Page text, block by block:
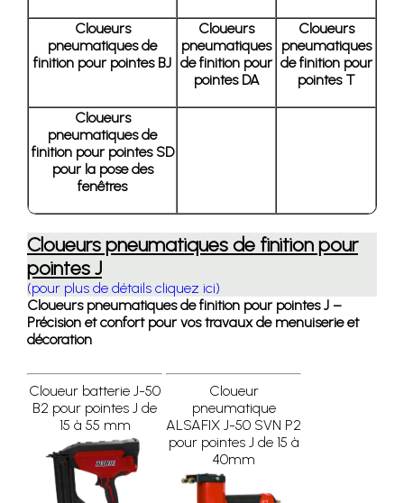
Cloueurs
pneumatiques de
finition pour pointes BJ
Cloueurs
pneumatiques
de finition pour
pointes DA
Cloueurs
pneumatiques
de finition pour
pointes T
Cloueurs
pneumatiques de
finition pour pointes SD
pour la pose des
fenêtres
Cloueurs pneumatiques de finition pour
pointes J
(pour plus de détails cliquez ici)
Cloueurs pneumatiques de finition pour pointes J –
Précision et confort pour vos travaux de menuiserie et
décoration
Cloueur batterie J-50
B2 pour pointes J de
15 à 55 mm
Cloueur
pneumatique
ALSAFIX J-50 SVN P2
pour pointes J de 15 à
40mm